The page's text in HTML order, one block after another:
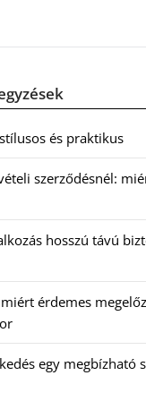
és praktikus
szerződésnél:
hosszú távú
érdemes
egy megbízható